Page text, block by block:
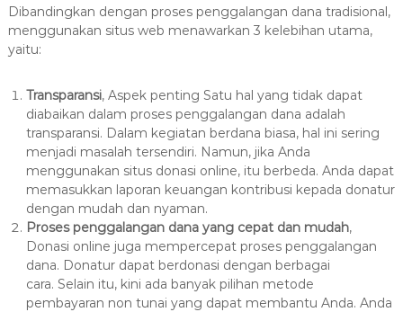
Dibandingkan dengan proses penggalangan dana tradisional,
menggunakan situs web menawarkan 3 kelebihan utama,
yaitu:
Transparansi, Aspek penting Satu hal yang tidak dapat
diabaikan dalam proses penggalangan dana adalah
transparansi. Dalam kegiatan berdana biasa, hal ini sering
menjadi masalah tersendiri. Namun, jika Anda
menggunakan situs donasi online, itu berbeda. Anda dapat
memasukkan laporan keuangan kontribusi kepada donatur
dengan mudah dan nyaman.
Proses penggalangan dana yang cepat dan mudah,
Donasi online juga mempercepat proses penggalangan
dana. Donatur dapat berdonasi dengan berbagai
cara. Selain itu, kini ada banyak pilihan metode
pembayaran non tunai yang dapat membantu Anda. Anda